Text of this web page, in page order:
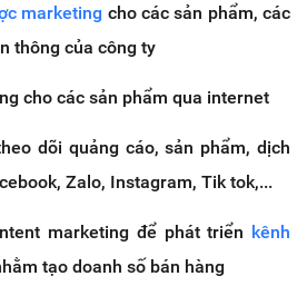
marketing cho các sản phẩm, các
thông của công ty
cho các sản phẩm qua internet
dõi quảng cáo, sản phẩm, dịch
Zalo, Instagram, Tik tok,...
marketing để phát triển kênh
tạo doanh số bán hàng